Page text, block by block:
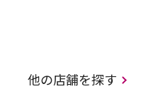
他の店舗を探す